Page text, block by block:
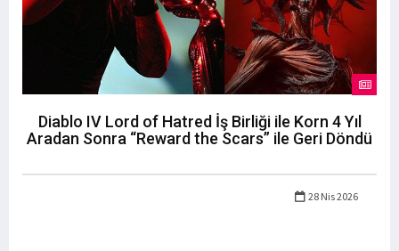
Diablo IV Lord of Hatred İş Birliği ile Korn 4 Yıl
Aradan Sonra “Reward the Scars” ile Geri Döndü
28 Nis 2026